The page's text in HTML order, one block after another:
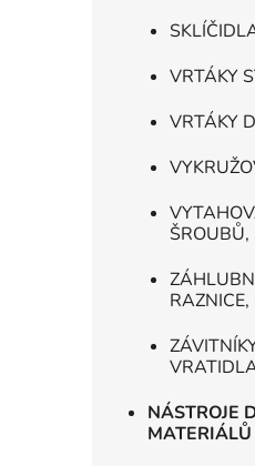
VRTÁKY
VRTÁKY
ŠROUBŮ,
RAZNICE,
NÁSTROJE
MATERIÁLŮ